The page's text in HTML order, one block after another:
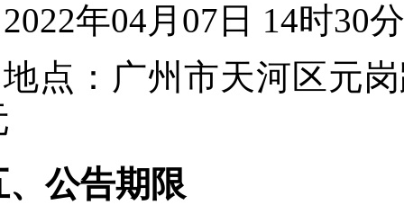
2022年04月07日 14时30
地点： 广州市天河区元
、公告期限